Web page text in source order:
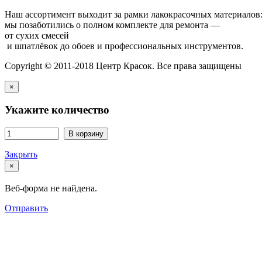
Наш ассортимент выходит за рамки лакокрасочных
мы позаботились о полном комплекте для ремонта —
от сухих смесей
и шпатлёвок до обоев и профессиональных инструментов.
Copyright © 2011-2018 Центр Красок. Все права защищены
×
Укажите количество
В корзину
Закрыть
×
Веб-форма не найдена.
Отправить